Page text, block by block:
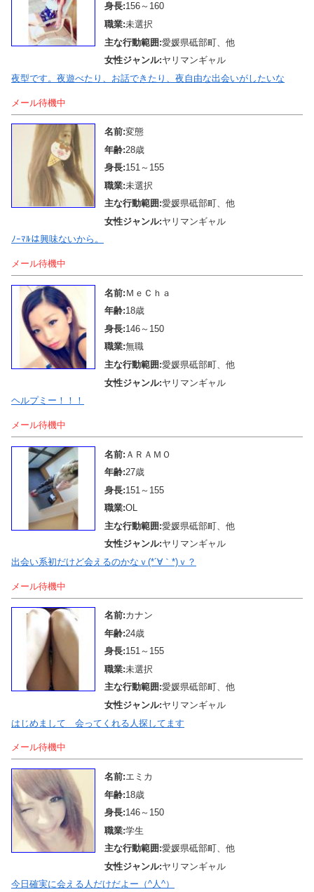
身長:156～160
職業:未選択
主な行動範囲:愛媛県砥部町、他
女性ジャンル:ヤリマンギャル
夜型です。夜遊べたり、お話できたり、夜自由な出会いがしたいな
メール待機中
名前:変態
年齢:28歳
身長:151～155
職業:未選択
主な行動範囲:愛媛県砥部町、他
女性ジャンル:ヤリマンギャル
ﾉｰﾏﾙは興味ないから。
メール待機中
名前: ＭｅＣｈａ
年齢:18歳
身長:146～150
職業:無職
主な行動範囲:愛媛県砥部町、他
女性ジャンル:ヤリマンギャル
ヘルプミー！！！
メール待機中
名前: ＡＲＡＭＯ
年齢:27歳
身長:151～155
職業:OL
主な行動範囲:愛媛県砥部町、他
女性ジャンル:ヤリマンギャル
出会い系初だけど会えるのかなｖ(*´∀｀*)ｖ？
メール待機中
名前:カナン
年齢:24歳
身長:151～155
職業:未選択
主な行動範囲:愛媛県砥部町、他
女性ジャンル:ヤリマンギャル
はじめまして 会ってくれる人探してます
メール待機中
名前:エミカ
年齢:18歳
身長:146～150
職業:学生
主な行動範囲:愛媛県砥部町、他
女性ジャンル:ヤリマンギャル
今日確実に会える人だけだよー（^人^）